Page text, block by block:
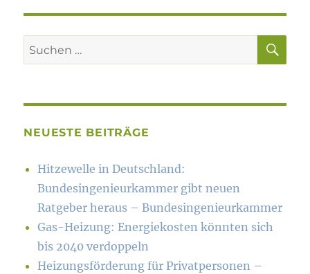
Suchen
nach:
NEUESTE BEITRÄGE
Hitzewelle in Deutschland:
Bundesingenieurkammer gibt neuen
Ratgeber heraus – Bundesingenieurkammer
Gas-Heizung: Energiekosten könn­ten sich
bis 2040 verdoppeln
Heizungsförderung für Privatpersonen –